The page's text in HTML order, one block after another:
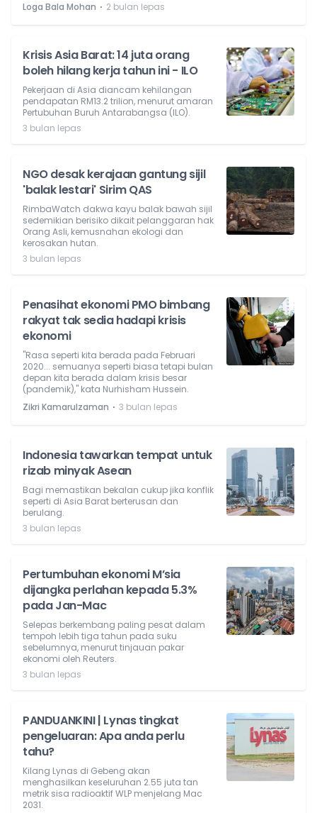
Loga Bala Mohan ⋅ 2 bulan lepas
Krisis Asia Barat: 14 juta orang
boleh hilang kerja tahun ini - ILO
Pekerjaan di Asia diancam kehilangan
pendapatan RM13.2 trilion, menurut amaran
Pertubuhan Buruh Antarabangsa (ILO).
3 bulan lepas
NGO desak kerajaan gantung sijil
'balak lestari' Sirim QAS
RimbaWatch dakwa kayu balak bawah sijil
sedemikian berisiko dikait pelanggaran hak
Orang Asli, kemusnahan ekologi dan
kerosakan hutan.
3 bulan lepas
Penasihat ekonomi PMO bimbang
rakyat tak sedia hadapi krisis
ekonomi
"Rasa seperti kita berada pada Februari
2020... semuanya seperti biasa tetapi bulan
depan kita berada dalam krisis besar
(pandemik)," kata Nurhisham Hussein.
Zikri Kamarulzaman ⋅ 3 bulan lepas
Indonesia tawarkan tempat untuk
rizab minyak Asean
Bagi memastikan bekalan cukup jika konflik
seperti di Asia Barat berterusan dan
berulang.
3 bulan lepas
Pertumbuhan ekonomi M’sia
dijangka perlahan kepada 5.3%
pada Jan-Mac
Selepas berkembang paling pesat dalam
tempoh lebih tiga tahun pada suku
sebelumnya, menurut tinjauan pakar
ekonomi oleh Reuters.
3 bulan lepas
PANDUANKINI | Lynas tingkat
pengeluaran: Apa anda perlu
tahu?
Kilang Lynas di Gebeng akan
menghasilkan keseluruhan 2.55 juta tan
metrik sisa radioaktif WLP menjelang Mac
2031.